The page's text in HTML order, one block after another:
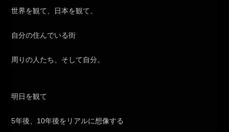
世界を観て、日本を観て、
自分の住んでいる街
周りの人たち、そして自分。
明日を観て
5年後、10年後をリアルに想像する